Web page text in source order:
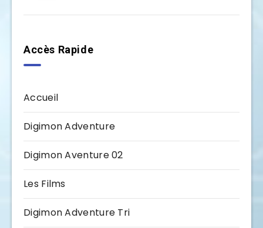
Accès Rapide
Accueil
Digimon Adventure
Digimon Aventure 02
Les Films
Digimon Adventure Tri